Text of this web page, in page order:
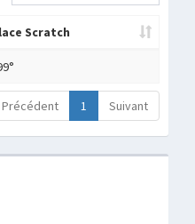
Scratch
Précédent 1 Suivant